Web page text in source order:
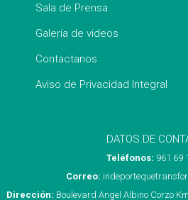
Sala de Prensa
Galería de videos
Contactanos
Aviso de Privacidad Integral
DATOS DE
Teléfonos: 961 69
Correo:
Dirección: Boulevard Angel Albino Corzo